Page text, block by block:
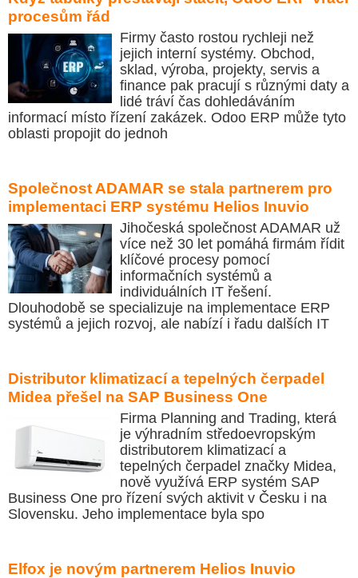
procesům řád
Firmy často rostou rychleji než
jejich interní systémy. Obchod,
sklad, výroba, projekty, servis a
finance pak pracují s různými daty a
lidé tráví čas dohledáváním
informací místo řízení zakázek. Odoo ERP může tyto
oblasti propojit do jednoh
Společnost ADAMAR se stala partnerem pro
implementaci ERP systému Helios Inuvio
Jihočeská společnost ADAMAR už
více než 30 let pomáhá firmám řídit
klíčové procesy pomocí
informačních systémů a
individuálních IT řešení.
Dlouhodobě se specializuje na implementace ERP
systémů a jejich rozvoj, ale nabízí i řadu dalších IT
Distributor klimatizací a tepelných čerpadel
Midea přešel na SAP Business One
Firma Planning and Trading, která
je výhradním středoevropským
distributorem klimatizací a
tepelných čerpadel značky Midea,
nově využívá ERP systém SAP
Business One pro řízení svých aktivit v Česku i na
Slovensku. Jeho implementace byla spo
Elfox je novým partnerem Helios Inuvio